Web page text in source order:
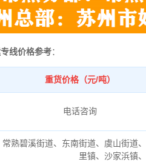
线价格参考：
重货价格（元/吨）
电话咨询
常熟碧溪街道、东南街道、虞山街道
里镇、沙家浜镇